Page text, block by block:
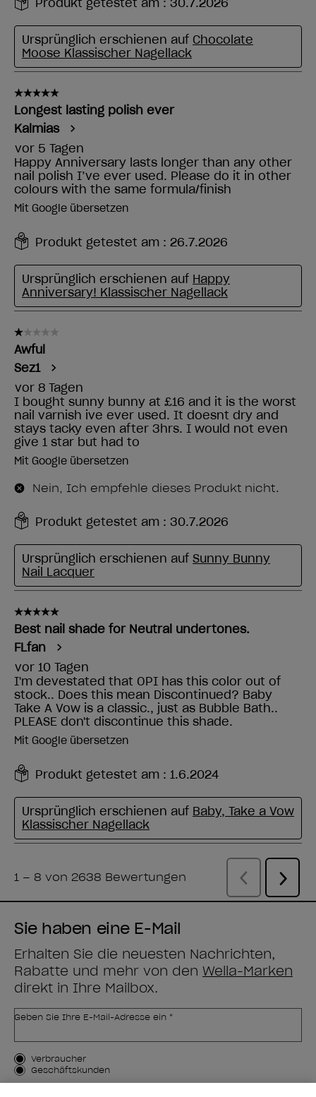
Sie haben eine E-Mail
Erhalten Sie die neuesten Nachrichten,
Rabatte und mehr von den Wella-Marken
direkt in Ihre Mailbox.
Geben Sie Ihre E-Mail-Adresse ein *
Kundenart
Verbraucher
Geschäftskunden